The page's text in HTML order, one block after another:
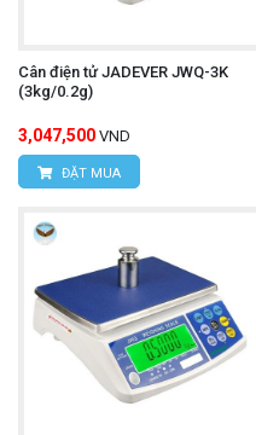
Cân điện tử JADEVER JWQ-3K
(3kg/0.2g)
3,047,500 VND
ĐẶT MUA